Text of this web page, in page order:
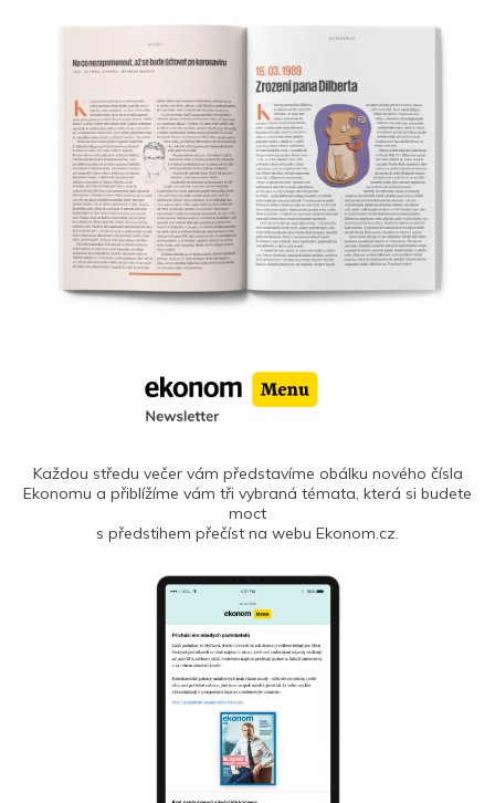
Každou středu večer vám představíme obálku nového čísla
Ekonomu a přiblížíme vám tři vybraná témata, která si budete
moct
s předstihem přečíst na webu Ekonom.cz.